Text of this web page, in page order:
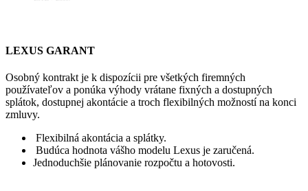
LEXUS GARANT
Osobný kontrakt je k dispozícii pre všetkých firemných
používateľov a ponúka výhody vrátane fixných a dostupných
splátok, dostupnej akontácie a troch flexibilných možností na konci
zmluvy.
Flexibilná akontácia a splátky.
Budúca hodnota vášho modelu Lexus je zaručená.
Jednoduchšie plánovanie rozpočtu a hotovosti.